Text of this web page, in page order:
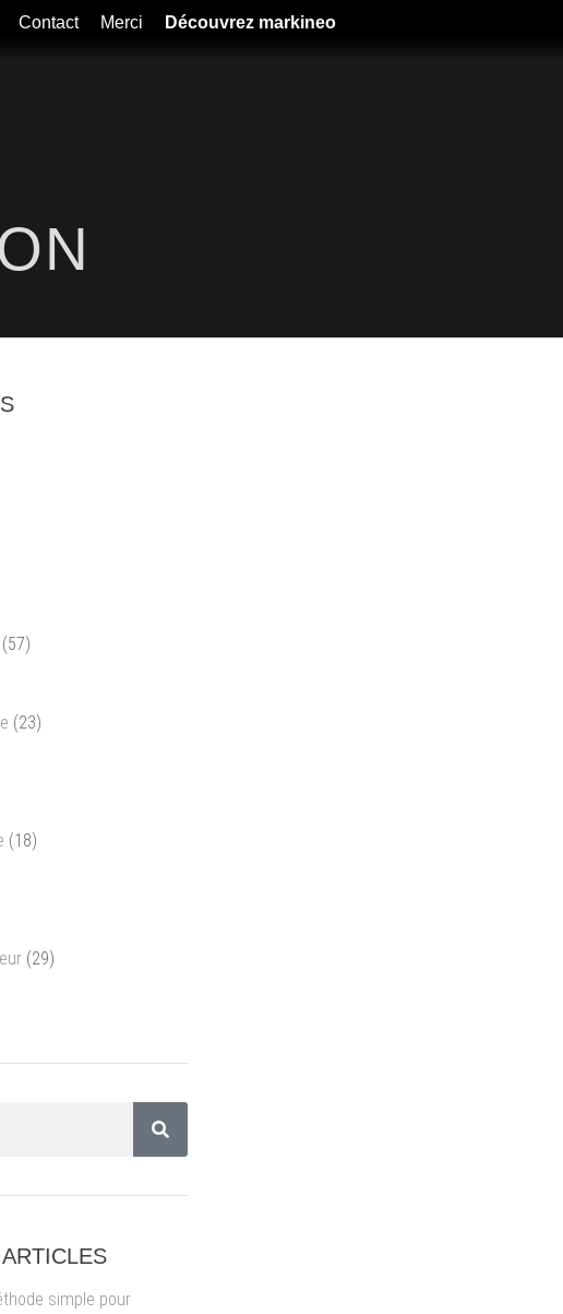
Contact Merci Découvrez markineo
(57)
(23)
(18)
(29)
simple pour